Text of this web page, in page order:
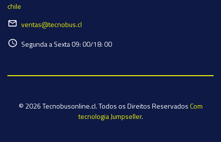
chile
ventas@tecnobus.cl
Segunda a Sexta 09: 00/18: 00
© 2026 Tecnobusonline.cl. Todos os Direitos ReservadosCom
tecnologia Jumpseller.